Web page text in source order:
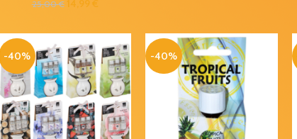
25,00€ 14,99 €
-40% -40%